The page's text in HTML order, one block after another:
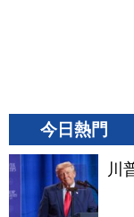
今日熱門
川